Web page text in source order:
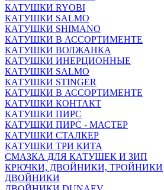
КАТУШКИ RYOBI
КАТУШКИ SALMO
КАТУШКИ SHIMANO
КАТУШКИ В АССОРТИМЕНТЕ
КАТУШКИ ВОЛЖАНКА
КАТУШКИ ИНЕРЦИОННЫЕ
КАТУШКИ SALMO
КАТУШКИ STINGER
КАТУШКИ В АССОРТИМЕНТЕ
КАТУШКИ КОНТАКТ
КАТУШКИ ПИРС
КАТУШКИ ПИРС - МАСТЕР
КАТУШКИ СТАЛКЕР
КАТУШКИ ТРИ КИТА
СМАЗКА ДЛЯ КАТУШЕК И ЗИП
КРЮЧКИ, ДВОЙНИКИ, ТРОЙНИКИ
ДВОЙНИКИ